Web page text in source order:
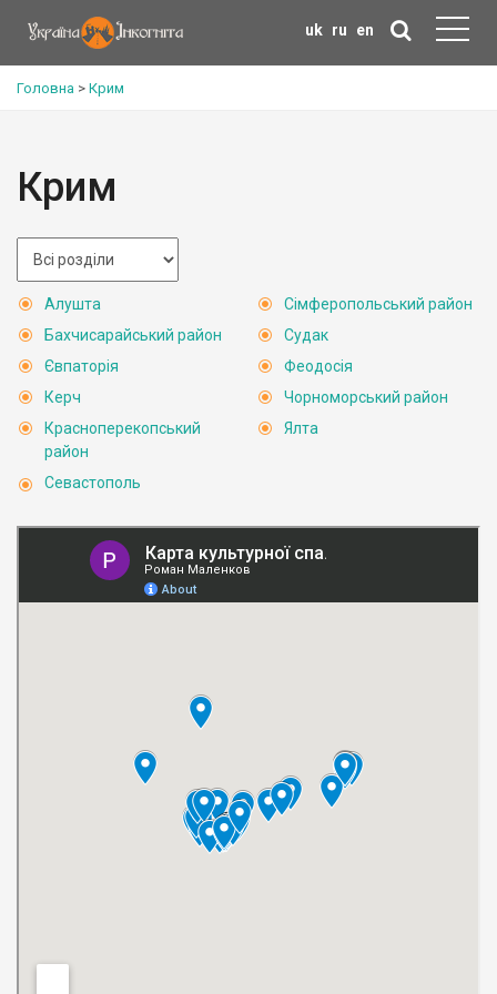
uk ru en
Головна > Крим
Крим
Алушта
Бахчисарайський район
Євпаторія
Керч
Красноперекопський
район
Севастополь
Сімферопольський район
Судак
Феодосія
Чорноморський район
Ялта